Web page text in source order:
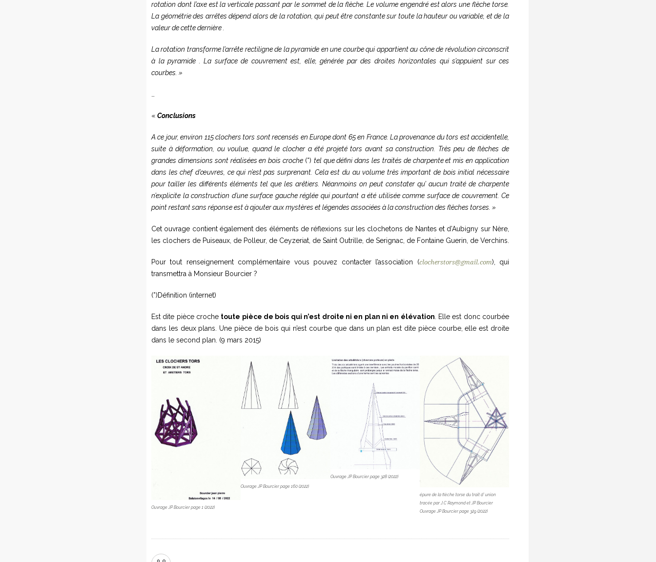
rotation dont l’axe est la verticale passant par le sommet de la flèche. Le volume engendré est alors une flèche torse.
La géométrie des arrêtes dépend alors de la rotation, qui peut être constante sur toute la hauteur ou variable, et de la
valeur de cette dernière .
La rotation transforme l’arrête rectiligne de la pyramide en une courbe qui appartient au cône de révolution circonscrit
à la pyramide . La surface de couvrement est, elle, générée par des droites horizontales qui s’appuient sur ces
courbes. »
« Conclusions
A ce jour, environ 115 clochers tors sont recensés en Europe dont 65 en France. La provenance du tors est accidentelle,
suite à déformation, ou voulue, quand le clocher a été projeté tors avant sa construction. Très peu de flèches de
grandes dimensions sont réalisées en bois croche (*) tel que défini dans les traités de charpente et mis en application
dans les chef d’œuvres, ce qui n’est pas surprenant. Cela est du au volume très important de bois initial nécessaire
pour tailler les différents éléments tel que les arêtiers. Néanmoins on peut constater qu’ aucun traité de charpente
n’explicite la construction d’une surface gauche réglée qui pourtant a été utilisée comme surface de couvrement. Ce
point restant sans réponse est à ajouter aux mystères et légendes associées à la construction des flèches torses. »
Cet ouvrage contient également des éléments de réflexions sur les clochetons de Nantes et d’Aubigny sur Nère,
les clochers de Puiseaux, de Polleur, de Ceyzeriat, de Saint Outrille, de Serignac, de Fontaine Guerin, de Verchins.
Pour tout renseignement complémentaire vous pouvez contacter l’association (clocherstors@gmail.com), qui
transmettra à Monsieur Bourcier ?
(*)Définition (internet)
Est dite pièce croche toute pièce de bois qui n’est droite ni en plan ni en élévation . Elle est donc courbée
dans les deux plans. Une pièce de bois qui n’est courbe que dans un plan est dite pièce courbe, elle est droite
dans le second plan. (9 mars 2015)
Ouvrage JP Bourcier page 1 (2022)
Ouvrage JP Bourcier page 160 (2022)
Ouvrage JP Bourcier page 328 (2022)
épure de la flèche torse du trait d’ union
tracée par J.C Raymond et JP Bourcier
Ouvrage JP Bourcier page 329 (2022)